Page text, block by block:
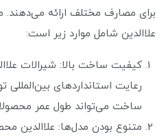
برای مصارف مختلف ارائه می‌دهند.
علاالدین شامل موارد زیر است:
کیفیت ساخت بالا: شیرالات
رعایت استانداردهای
ساخت می‌تواند طول عمر
متنوع بودن مدل‌ها: علاالدین